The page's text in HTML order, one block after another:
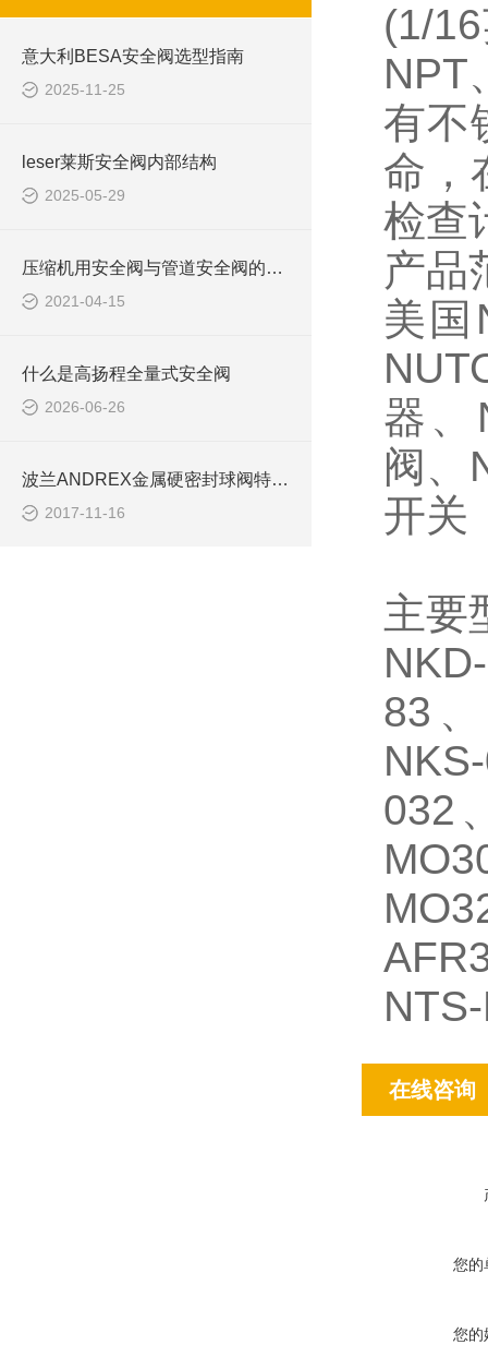
意大利BESA安全阀选型指南
2025-11-25
leser莱斯安全阀内部结构
2025-05-29
压缩机用安全阀与管道安全阀的区别
2021-04-15
什么是高扬程全量式安全阀
2026-06-26
波兰ANDREX金属硬密封球阀特点及用途
2017-11-16
(1/
NPT
有不
命，
检查
产品
美国
器、
阀、
开关
主要
83
032
在线咨询
您的
您的